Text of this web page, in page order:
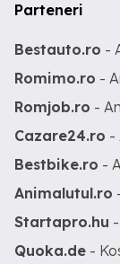
Parteneri
Bestauto.ro -
Romimo.ro -
Romjob.ro -
Cazare24.ro -
Bestbike.ro -
Animalutul.ro
Startapro.hu
Quoka.de -